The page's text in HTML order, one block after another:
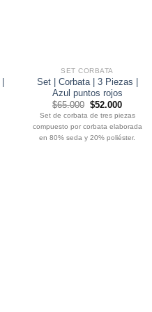
SET CORBATA
Set | Corbata | 3 Piezas |
Azul puntos rojos
$65.000 El
precio
original
era:
$65.000.
$52.000El
precio
actual
es:
$52.000.
Set de corbata de tres piezas
compuesto por corbata elaborada
en 80% seda y 20% poliéster.